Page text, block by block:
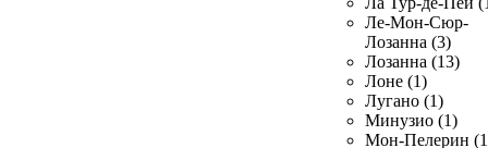
Ле-Мон-Сюр-
Лозанна (3)
Лозанна (13)
Лоне (1)
Лугано (1)
Минузио (1)
Мон-Пелерин